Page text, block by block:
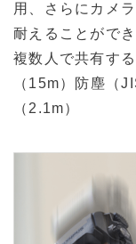
用、さらにカメ
耐えることがで
複数人で共有す
（15m）防塵（
（2.1m）